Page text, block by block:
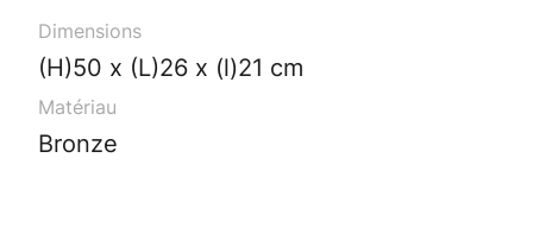
Dimensions
(H)50 x (L)26 x (l)21 cm
Matériau
Bronze